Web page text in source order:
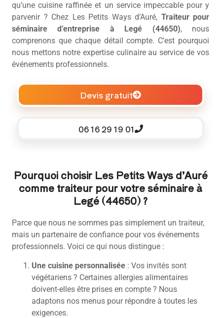
qu’une cuisine raffinée et un service impeccable pour y
parvenir ? Chez Les Petits Ways d’Auré, Traiteur pour
séminaire d’entreprise à Legé (44650), nous
comprenons que chaque détail compte. C’est pourquoi
nous mettons notre expertise culinaire au service de vos
événements professionnels.
Devis gratuit
06 16 29 19 01
Pourquoi choisir Les Petits Ways d’Auré
comme traiteur pour votre séminaire à
Legé (44650) ?
Parce que nous ne sommes pas simplement un traiteur,
mais un partenaire de confiance pour vos événements
professionnels. Voici ce qui nous distingue :
Une cuisine personnalisée : Vos invités sont
végétariens ? Certaines allergies alimentaires
doivent-elles être prises en compte ? Nous
adaptons nos menus pour répondre à toutes les
exigences.